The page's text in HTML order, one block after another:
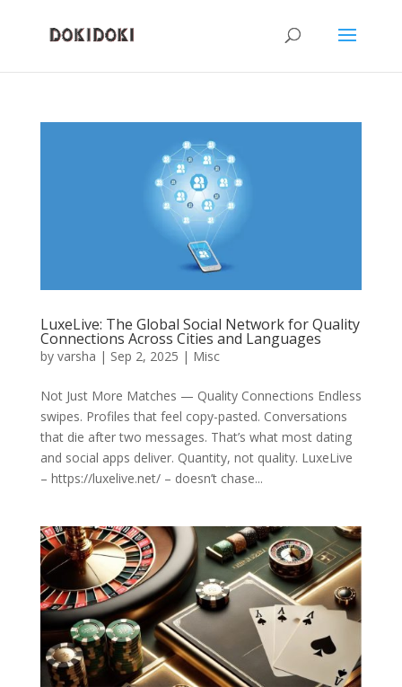
LuxeLive: The Global Social Network for Quality
Connections Across Cities and Languages
by varsha | Sep 2, 2025 | Misc
Not Just More Matches — Quality Connections Endless
swipes. Profiles that feel copy-pasted. Conversations
that die after two messages. That’s what most dating
and social apps deliver. Quantity, not quality. LuxeLive
– https://luxelive.net/ – doesn’t chase...